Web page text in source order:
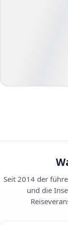
Seit 2014 der
und die